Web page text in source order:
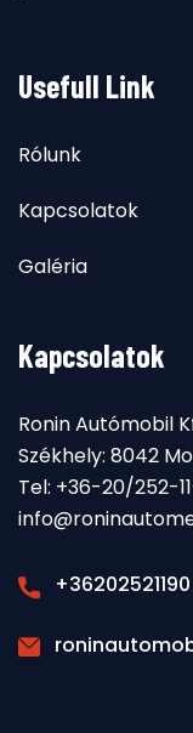
Usefull Link
Rólunk
Kapcsolatok
Galéria
Kapcsolatok
Ronin Autómobil
Székhely: 8042
Tel: +36-20/252-
+36202521190